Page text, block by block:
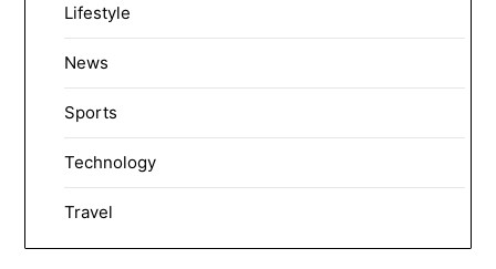
Lifestyle
News
Sports
Technology
Travel